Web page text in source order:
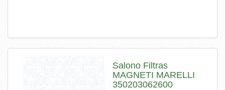
Salono Filtras
MAGNETI MARELLI
350203062600